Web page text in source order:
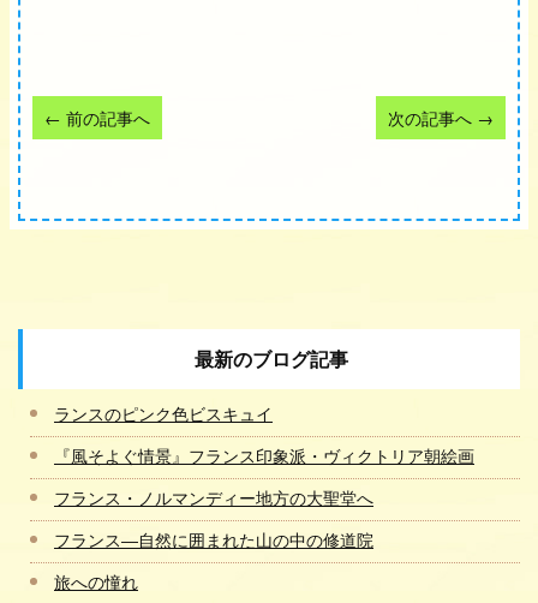
← 前の記事へ 次の記事へ →
最新のブログ記事
ランスのピンク色ビスキュイ
『風そよぐ情景』フランス印象派・ヴィクトリア朝絵画
フランス・ノルマンディー地方の大聖堂へ
フランス―自然に囲まれた山の中の修道院
旅への憧れ